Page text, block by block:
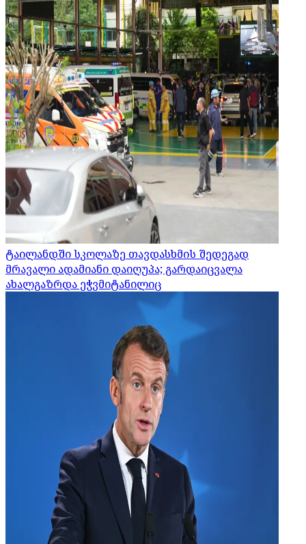
ტაილანდში სკოლაზე თავდასხმის შედეგად
მრავალი ადამიანი დაიღუპა; გარდაიცვალა
ახალგაზრდა ეჭვმიტანილიც